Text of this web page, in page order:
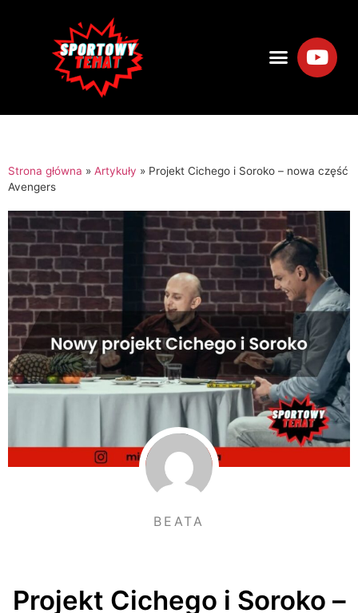
Strona główna » Artykuły » Projekt Cichego i Soroko – nowa część
Avengers
BEATA
Projekt Cichego i Soroko –